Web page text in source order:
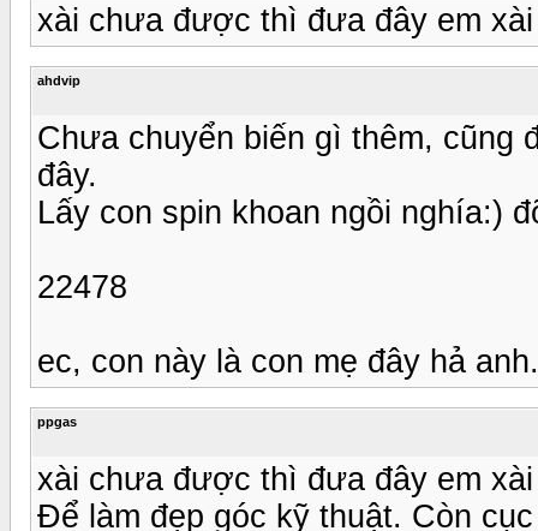
xài chưa được thì đưa đây em
ahdvip
Chưa chuyển biến gì thêm, cũng
đây.
Lấy con spin khoan ngồi nghía:)
22478
ec, con này là con mẹ đây hả
ppgas
xài chưa được thì đưa đây em
Để làm đẹp góc kỹ thuật. Còn